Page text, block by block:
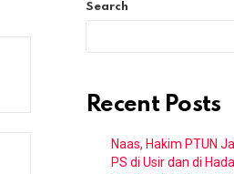
Search
Recent Posts
Naas, Hakim PTUN
PS di Usir dan di